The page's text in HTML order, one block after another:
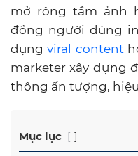
mở rộng tầm ảnh
đồng người dùng
dụngviral content
marketer xây dựng
thông ấn tượng,
Mục lục